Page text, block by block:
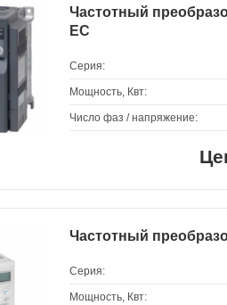
Частотный
EC
Серия:
Мощность, Квт:
Число фаз / напряжение:
Частотный
Серия:
Мощность, Квт: